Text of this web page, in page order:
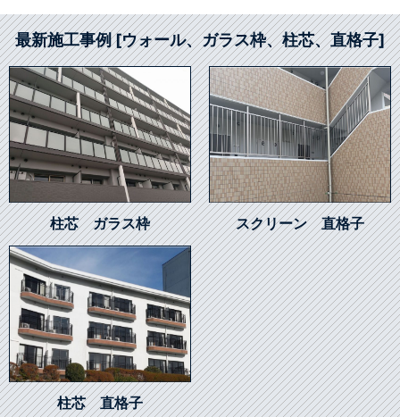
最新施工事例 [ウォール、ガラス枠、柱芯、直格子]
柱芯 ガラス枠 スクリーン 直格子
柱芯 直格子